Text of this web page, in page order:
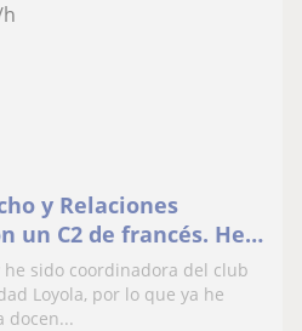
y Relaciones
un C2 de francés. He
francés y he vivido
sido coordinadora del club
Loyola, por lo que ya he
docen...